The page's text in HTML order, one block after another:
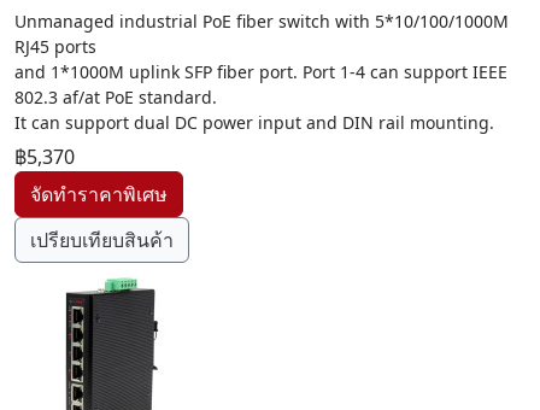
Unmanaged industrial PoE fiber switch with 5*10/100/1000M
RJ45 ports
and 1*1000M uplink SFP fiber port. Port 1-4 can support IEEE
802.3 af/at PoE standard.
It can support dual DC power input and DIN rail mounting.
฿5,370
เปรียบเทียบสินค้า